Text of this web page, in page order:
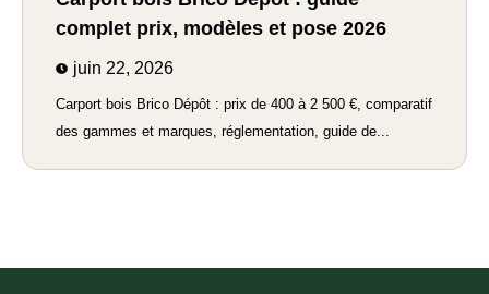
complet prix, modèles et pose 2026
juin 22, 2026
Carport bois Brico Dépôt : prix de 400 à 2 500 €, comparatif
des gammes et marques, réglementation, guide de...